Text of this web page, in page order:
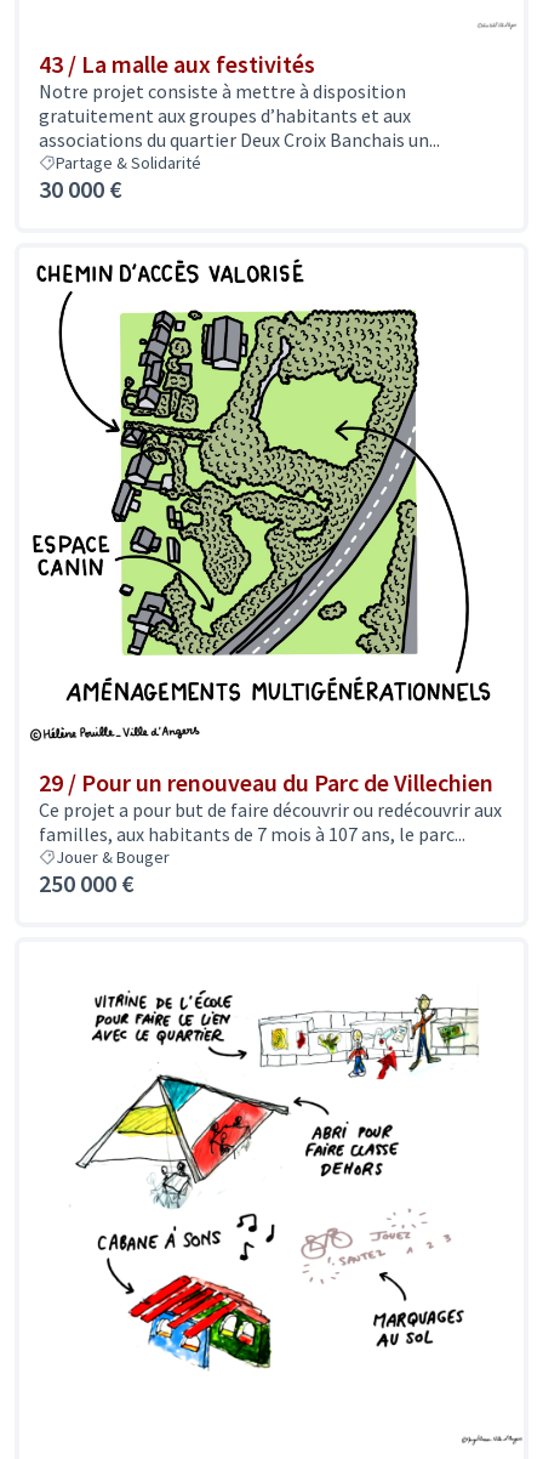
43 / La malle aux festivités
Notre projet consiste à mettre à disposition
gratuitement aux groupes d’habitants et aux
associations du quartier Deux Croix Banchais un...
Partage & Solidarité
30 000 €
29 / Pour un renouveau du Parc de Villechien
Ce projet a pour but de faire découvrir ou redécouvrir aux
familles, aux habitants de 7 mois à 107 ans, le parc...
Jouer & Bouger
250 000 €